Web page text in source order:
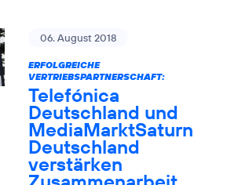
06. August 2018
ERFOLGREICHE
VERTRIEBSPARTNERSCHAFT:
Telefónica
Deutschland und
MediaMarktSaturn
Deutschland
verstärken